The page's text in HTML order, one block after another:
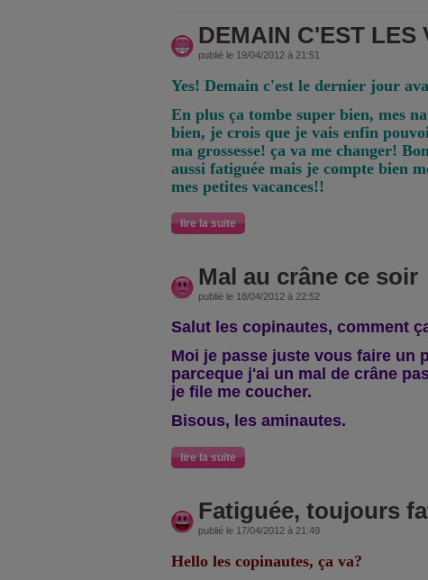
DEMAIN C'EST LES
publié le 19/04/2012 à 21:51
Yes! Demain c'est le dernier jour
En plus ça tombe super bien, mes
bien, je crois que je vais enfin
ma grossesse! ça va me changer!
aussi fatiguée mais je compte bien
mes petites vacances!!
lire la suite
Mal au crâne ce soir
publié le 18/04/2012 à 22:52
Salut les copinautes, comment
Moi je passe juste vous faire un
parceque j'ai un mal de crâne
je file me coucher.
Bisous, les aminautes.
lire la suite
Fatiguée, toujours
publié le 17/04/2012 à 21:49
Hello les copinautes, ça va?